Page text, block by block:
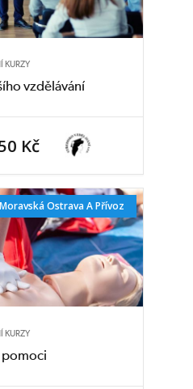
KURZY
vzdělávání
Kč
Moravská Ostrava A Přívoz
KURZY